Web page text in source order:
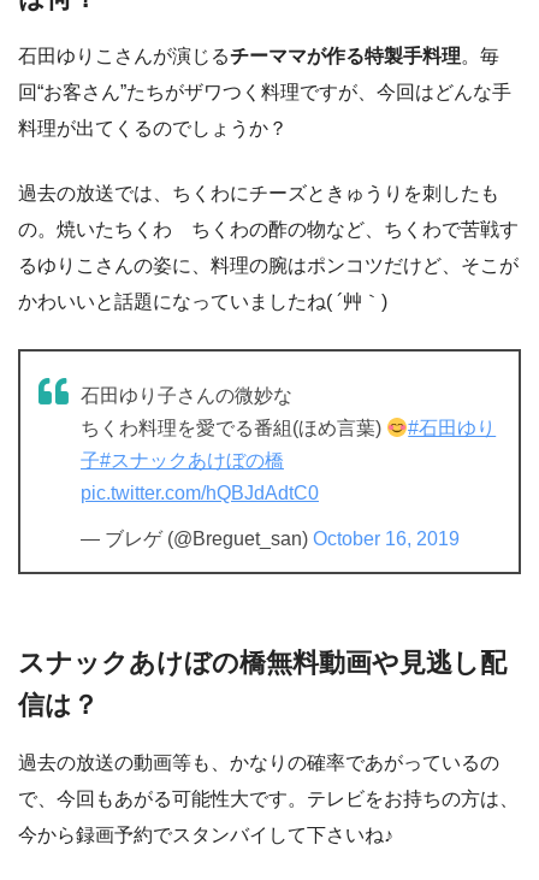
石田ゆりこさんが演じるチーママが作る特製手料理。毎
回“お客さん”たちがザワつく料理ですが、今回はどんな手
料理が出てくるのでしょうか？
過去の放送では、ちくわにチーズときゅうりを刺したも
の。焼いたちくわ ちくわの酢の物など、ちくわで苦戦す
るゆりこさんの姿に、料理の腕はポンコツだけど、そこが
かわいいと話題になっていましたね( ´艸｀)
石田ゆり子さんの微妙な
ちくわ料理を愛でる番組(ほめ言葉)
#石田ゆり
子#スナックあけぼの橋
pic.twitter.com/hQBJdAdtC0
— ブレゲ (@Breguet_san) October 16, 2019
スナックあけぼの橋無料動画や見逃し配
信は？
過去の放送の動画等も、かなりの確率であがっているの
で、今回もあがる可能性大です。テレビをお持ちの方は、
今から録画予約でスタンバイして下さいね♪